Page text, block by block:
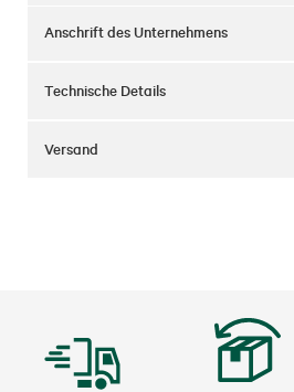
Anschrift des Unternehmens
Technische Details
Versand